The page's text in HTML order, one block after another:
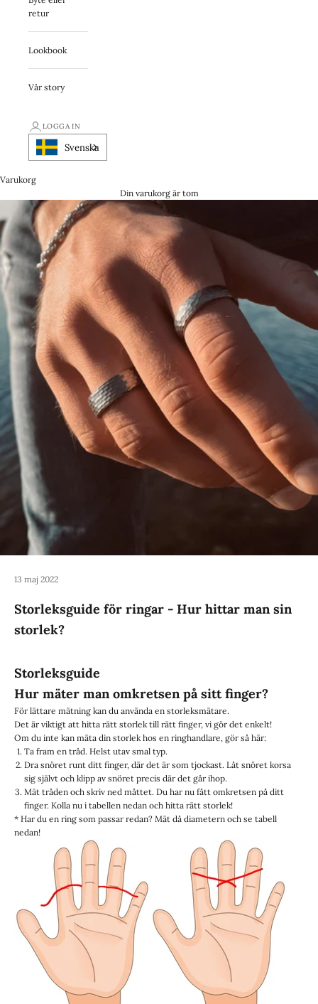
retur
Lookbook
Vår story
LOGGA IN
Svenska
Varukorg
Din varukorg är tom
13 maj 2022
Storleksguide för ringar - Hur hittar man sin
storlek?
Storleksguide
Hur mäter man omkretsen på sitt finger?
För lättare mätning kan du använda en storleksmätare.
Det är viktigt att hitta rätt storlek till rätt finger, vi gör det enkelt!
Om du inte kan mäta din storlek hos en ringhandlare, gör så här:
Ta fram en tråd. Helst utav smal typ.
Dra snöret runt ditt finger, där det är som tjockast. Låt snöret korsa
sig självt och klipp av snöret precis där det går ihop.
Mät tråden och skriv ned måttet. Du har nu fått omkretsen på ditt
finger. Kolla nu i tabellen nedan och hitta rätt storlek!
* Har du en ring som passar redan? Mät då diametern och se tabell
nedan!